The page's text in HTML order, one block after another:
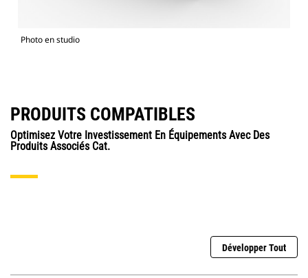
Photo en studio
PRODUITS COMPATIBLES
Optimisez Votre Investissement En Équipements Avec Des
Produits Associés Cat.
Développer Tout